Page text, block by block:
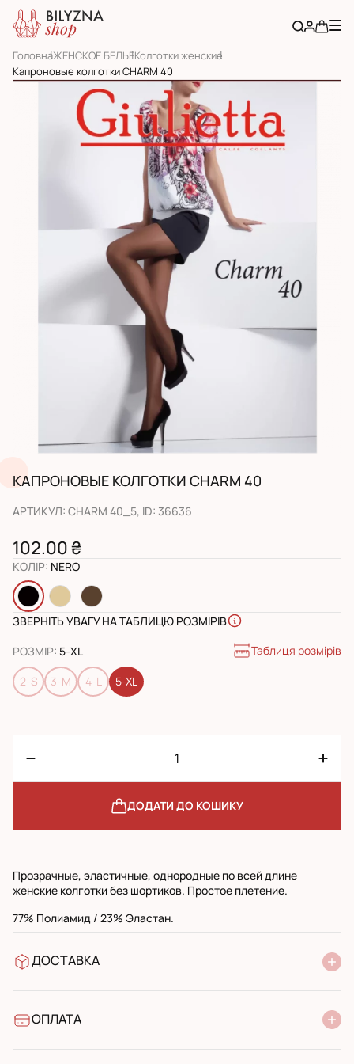
ГоловнаЖЕНСКОЕ БЕЛЬЕКолготки женские
Капроновые колготки CHARM 40
КАПРОНОВЫЕ КОЛГОТКИ CHARM 40
АРТИКУЛ: CHARM 40_5, ID: 36636
102.00 ₴
КОЛІР: NERO
ЗВЕРНІТЬ УВАГУ НА ТАБЛИЦЮ РОЗМІРІВ
РОЗМІР: 5-XL Таблиця розмірів
2-S 3-M 4-L 5-XL
ДОДАТИ ДО КОШИКУ
Прозрачные, эластичные, однородные по всей длине
женские колготки без шортиков. Простое плетение.
77% Полиамид / 23% Эластан.
ДОСТАВКА
УкрПошта стандарт
ОПЛАТА
Банківський переказ